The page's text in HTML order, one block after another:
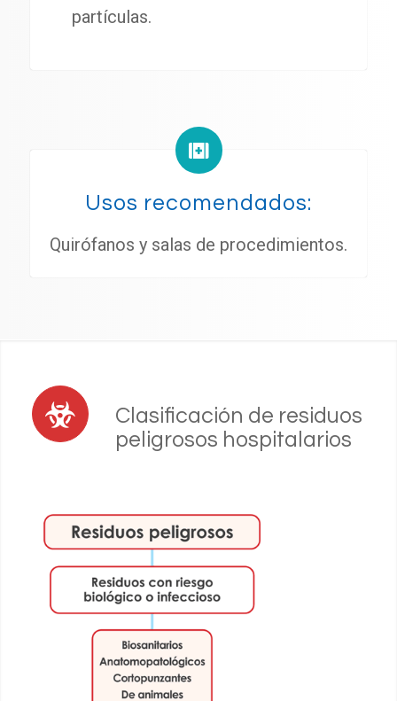
partículas.
Usos recomendados:
Quirófanos y salas de procedimientos.
Clasificación de residuos
peligrosos hospitalarios